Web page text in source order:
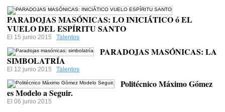
PARADOJAS MASÓNICAS: LO INICIÁTICO ó EL
VUELO DEL ESPÍRITU SANTO
El 15 junio 2015 Talentos
PARADOJAS MASÓNICAS: LA
SIMBOLATRÍA
El 12 junio 2015 Talentos
Politécnico Máximo Gómez
es Modelo a Seguir.
El 06 junio 2015